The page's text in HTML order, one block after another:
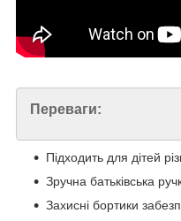
Переваги:
Підходить для дітей
Зручна батьківська
Захисні бортики